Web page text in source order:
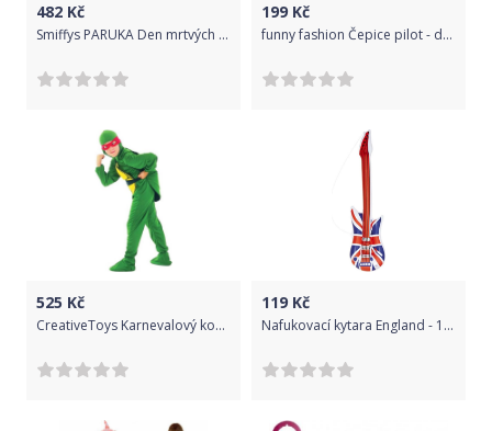
482 Kč
Smiffys PARUKA Den mrtvých bílá s květy
199 Kč
funny fashion Čepice pilot - dospělá
525 Kč
CreativeToys Karnevalový kostým Želva
119 Kč
Nafukovací kytara England - 105 cm